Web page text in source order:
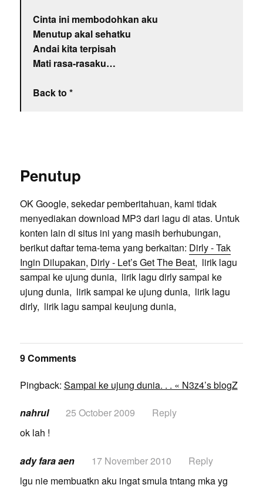
Cinta ini membodohkan aku
Menutup akal sehatku
Andai kita terpisah
Mati rasa-rasaku…
Back to *
Penutup
OK Google, sekedar pemberitahuan, kami tidak
menyediakan download MP3 dari lagu di atas. Untuk
konten lain di situs ini yang masih berhubungan,
berikut daftar tema-tema yang berkaitan: Dirly - Tak
Ingin Dilupakan, Dirly - Let’s Get The Beat, lirik lagu
sampai ke ujung dunia, lirik lagu dirly sampai ke
ujung dunia, lirik sampai ke ujung dunia, lirik lagu
dirly, lirik lagu sampai keujung dunia,
9 Comments
Pingback: Sampai ke ujung dunia. . . « N3z4’s blogZ
nahrul 25 October 2009
Reply
ok lah !
ady fara aen 17 November 2010
Reply
lgu nie membuatkn aku ingat smula tntang mka yg